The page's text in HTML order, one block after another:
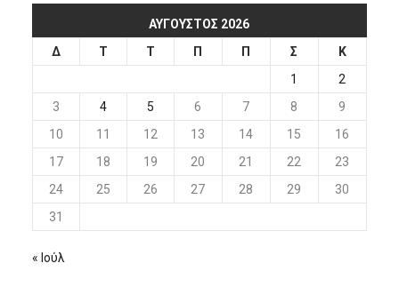
ΑΎΓΟΥΣΤΟΣ 2026
Δ
Τ Τ Π Π Σ
Κ
1
2
3
4 5 6 7 8
9
10
11 12 13 14 15
16
17
18 19 20 21 22
23
24
25 26 27 28 29
30
31
« Ιούλ